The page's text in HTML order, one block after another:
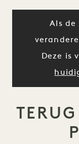
Als de
Deze is